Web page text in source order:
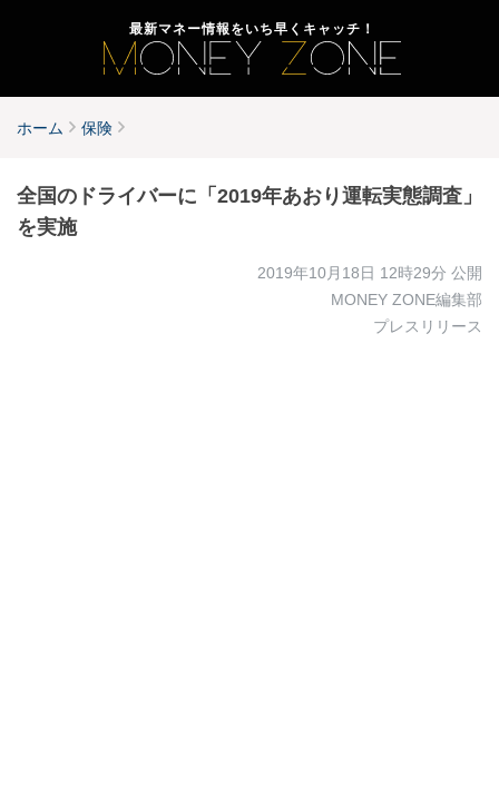
最新マネー情報をいち早くキャッチ！
ホーム 保険
全国のドライバーに「2019年あおり運転実態調査」
を実施
2019年10月18日 12時29分 公開
MONEY ZONE編集部
プレスリリース